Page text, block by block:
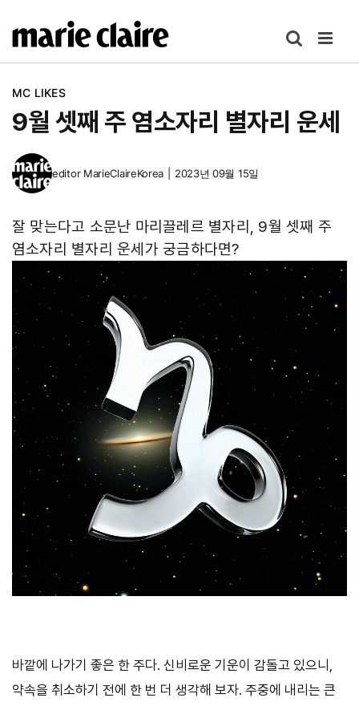
텐
MC LIKES
9월 셋째 주 염소자리 별자리 운세
editor MarieClaireKorea 2023년 09월 15일
잘 맞는다고 소문난 마리끌레르 별자리, 9월 셋째 주
염소자리 별자리 운세가 궁금하다면?
바깥에 나가기 좋은 한 주다. 신비로운 기운이 감돌고 있으니,
약속을 취소하기 전에 한 번 더 생각해 보자. 주중에 내리는 큰